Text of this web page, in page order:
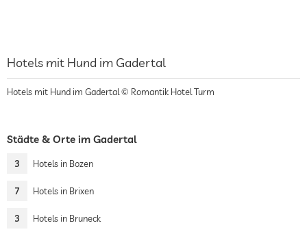
Hotels mit Hund im Gadertal
Hotels mit Hund im Gadertal © Romantik Hotel Turm
Städte & Orte im Gadertal
3 Hotels in Bozen
7 Hotels in Brixen
3 Hotels in Bruneck